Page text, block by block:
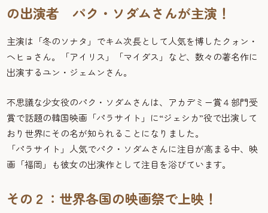
の出演者 パク・ソダムさんが主演！
主演は「冬のソナタ」でキム次長として人気を博したクォン・
ヘヒョさん。「アイリス」「マイダス」など、数々の著名作に
出演するユン・ジェムンさん。
不思議な少女役のパク・ソダムさんは、アカデミー賞４部門受
賞で話題の韓国映画「パラサイト」に“ジェシカ”役で出演して
おり世界にその名が知られることになりました。
「パラサイト」人気でパク・ソダムさんに注目が高まる中、映
画「福岡」も彼女の出演作として注目を浴びています。
その２：世界各国の映画祭で上映！